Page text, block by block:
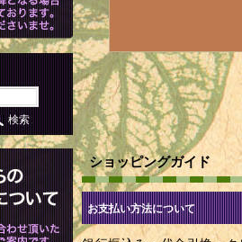
ショッピングガイド
お支払い方法について